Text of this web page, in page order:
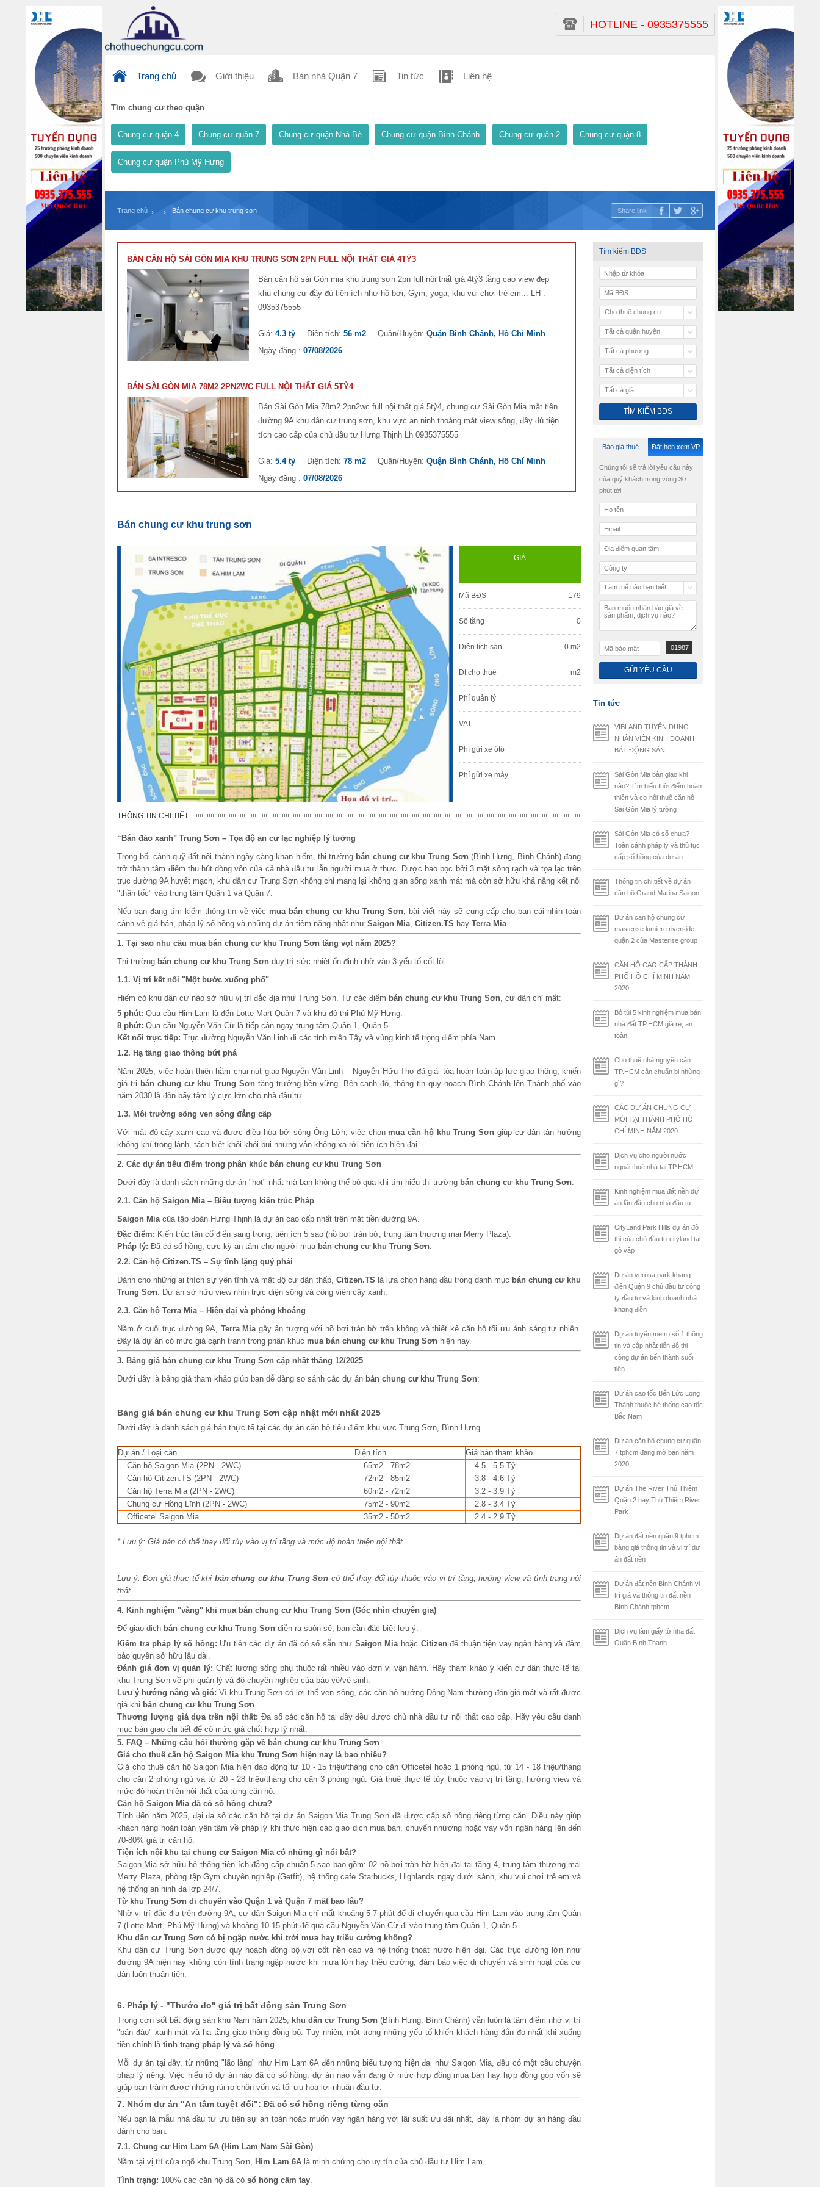
HOTLINE - 0935375555
Trang chủ Giới thiệu Bán nhà Quận 7 Tin tức Liên hệ
Tìm chung cư theo quận
Chung cư quận 4 Chung cư quận 7 Chung cư quận Nhà Bè Chung cư quận Bình Chánh Chung cư quận 2 Chung cư quận 8
Chung cư quận Phú Mỹ Hưng
Trang chủ Bán chung cư khu trung sơn Share link
BÁN CĂN HỘ SÀI GÒN MIA KHU TRUNG SƠN 2PN FULL NỘI THẤT GIÁ 4TỶ3
Bán căn hộ sài Gòn mia khu trung sơn 2pn full nội thất giá 4tỷ3 tầng cao view đẹp
khu chung cư đầy đủ tiện ích như hồ bơi, Gym, yoga, khu vui chơi trẻ em... LH :
0935375555
Giá: 4.3 tỷ Diện tích: 56 m2 Quận/Huyện: Quận Bình Chánh, Hồ Chí Minh
Ngày đăng : 07/08/2026
BÁN SÀI GÒN MIA 78M2 2PN2WC FULL NỘI THẤT GIÁ 5TỶ4
Bán Sài Gòn Mia 78m2 2pn2wc full nội thất giá 5tỷ4, chung cư Sài Gòn Mia mặt tiền
đường 9A khu dân cư trung sơn, khu vực an ninh thoáng mát view sông, đầy đủ tiện
tích cao cấp của chủ đầu tư Hưng Thịnh Lh 0935375555
Giá: 5.4 tỷ Diện tích: 78 m2 Quận/Huyện: Quận Bình Chánh, Hồ Chí Minh
Ngày đăng : 07/08/2026
Bán chung cư khu trung sơn
GIÁ
Mã BĐS 179
Số tầng 0
Diện tích sàn 0 m2
Dt cho thuê m2
Phí quản lý
VAT
Phí gửi xe ôtô
Phí gửi xe máy
THÔNG TIN CHI TIẾT
“Bán đảo xanh" Trung Sơn – Tọa độ an cư lạc nghiệp lý tưởng
Trong bối cảnh quỹ đất nội thành ngày càng khan hiếm, thị trường bán chung cư khu Trung Sơn(Bình Hưng, Bình Chánh) đang
trở thành tâm điểm thu hút dòng vốn của cả nhà đầu tư lẫn người mua ở thực. Được bao bọc bởi 3 mặt sông rạch và tọa lạc trên
trục đường 9A huyết mạch, khu dân cư Trung Sơn không chỉ mang lại không gian sống xanh mát mà còn sở hữu khả năng kết nối
"thần tốc" vào trung tâm Quận 1 và Quận 7.
Nếu bạn đang tìm kiếm thông tin về việc mua bán chung cư khu Trung Sơn , bài viết này sẽ cung cấp cho bạn cái nhìn toàn
cảnh về giá bán, pháp lý sổ hồng và những dự án tiềm năng nhất như Saigon Mia Citizen.TS hay Terra Mia
1. Tại sao nhu cầu mua bán chung cư khu Trung Sơn tăng vọt năm 2025?
Thị trường bán chung cư khu Trung Sơn duy trì sức nhiệt ổn định nhờ vào 3 yếu tố cốt lõi:
1.1. Vị trí kết nối "Một bước xuống phố"
Hiếm có khu dân cư nào sở hữu vị trí đắc địa như Trung Sơn. Từ các điểm bán chung cư khu Trung Sơn , cư dân chỉ mất:
5 phút: Qua cầu Him Lam là đến Lotte Mart Quận 7 và khu đô thị Phú Mỹ Hưng.
8 phút: Qua cầu Nguyễn Văn Cừ là tiếp cận ngay trung tâm Quận 1, Quận 5.
Kết nối trực tiếp: Trục đường Nguyễn Văn Linh đi các tỉnh miền Tây và vùng kinh tế trọng điểm phía Nam.
1.2. Hạ tầng giao thông bứt phá
Năm 2025, việc hoàn thiện hầm chui nút giao Nguyễn Văn Linh – Nguyễn Hữu Thọ đã giải tỏa hoàn toàn áp lực giao thông, khiến
giá trị bán chung cư khu Trung Sơntăng trưởng bền vững. Bên cạnh đó, thông tin quy hoạch Bình Chánh lên Thành phố vào
năm 2030 là đòn bẩy tâm lý cực lớn cho nhà đầu tư.
1.3. Môi trường sống ven sông đẳng cấp
Với mật độ cây xanh cao và được điều hòa bởi sông Ông Lớn, việc chọn mua căn hộ khu Trung Sơn giúp cư dân tận hưởng
không khí trong lành, tách biệt khỏi khói bụi nhưng vẫn không xa rời tiện ích hiện đại.
2. Các dự án tiêu điểm trong phân khúc bán chung cư khu Trung Sơn
Dưới đây là danh sách những dự án "hot" nhất mà bạn không thể bỏ qua khi tìm hiểu thị trường bán chung cư khu Trung Sơn:
2.1. Căn hộ Saigon Mia – Biểu tượng kiến trúc Pháp
Saigon Mia của tập đoàn Hưng Thịnh là dự án cao cấp nhất trên mặt tiền đường 9A.
Đặc điểm: Kiến trúc tân cổ điển sang trọng, tiện ích 5 sao (hồ bơi tràn bờ, trung tâm thương mại Merry Plaza).
Pháp lý: Đã có sổ hồng, cực kỳ an tâm cho người mua bán chung cư khu Trung Sơn
2.2. Căn hộ Citizen.TS – Sự tĩnh lặng quý phái
Dành cho những ai thích sự yên tĩnh và mật độ cư dân thấp, Citizen.TS là lựa chọn hàng đầu trong danh mục bán chung cư khu
Trung Sơn . Dự án sở hữu view nhìn trực diện sông và công viên cây xanh.
2.3. Căn hộ Terra Mia – Hiện đại và phóng khoáng
Nằm ở cuối trục đường 9A, Terra Mia gây ấn tượng với hồ bơi tràn bờ trên không và thiết kế căn hộ tối ưu ánh sáng tự nhiên.
Đây là dự án có mức giá cạnh tranh trong phân khúc mua bán chung cư khu Trung Sơn hiện nay.
3. Bảng giá bán chung cư khu Trung Sơn cập nhật tháng 12/2025
Dưới đây là bảng giá tham khảo giúp bạn dễ dàng so sánh các dự án bán chung cư khu Trung Sơn:
Bảng giá bán chung cư khu Trung Sơn cập nhật mới nhất 2025
Dưới đây là danh sách giá bán thực tế tại các dự án căn hộ tiêu điểm khu vực Trung Sơn, Bình Hưng.
Dự án / Loại căn Diện tích
Giá bán tham khảo
Căn hộ Saigon Mia (2PN - 2WC)
65m2 - 78m2
4.5 - 5.5 Tỷ
Căn hộ Citizen.TS (2PN - 2WC)
72m2 - 85m2
3.8 - 4.6 Tỷ
Căn hộ Terra Mia (2PN - 2WC)
60m2 - 72m2
3.2 - 3.9 Tỷ
Chung cư Hồng Lĩnh (2PN - 2WC)
75m2 - 90m2
2.8 - 3.4 Tỷ
Officetel Saigon Mia
35m2 - 50m2 2.4 - 2.9 Tỷ
* Lưu ý: Giá bán có thể thay đổi tùy vào vị trí tầng và mức độ hoàn thiện nội thất.
Lưu ý: Đơn giá thực tế khi bán chung cư khu Trung Sơn có thể thay đổi tùy thuộc vào vị trí tầng, hướng view và tình trạng nội
thất.
4. Kinh nghiệm "vàng" khi mua bán chung cư khu Trung Sơn (Góc nhìn chuyên gia)
Để giao dịch bán chung cư khu Trung Sơn diễn ra suôn sẻ, bạn cần đặc biệt lưu ý:
Kiểm tra pháp lý sổ hồng: Ưu tiên các dự án đã có sổ sẵn như Saigon Mia hoặc Citizenđể thuận tiện vay ngân hàng và đảm
bảo quyền sở hữu lâu dài.
Đánh giá đơn vị quản lý: Chất lượng sống phụ thuộc rất nhiều vào đơn vị vận hành. Hãy tham khảo ý kiến cư dân thực tế tại
khu Trung Sơn về phí quản lý và độ chuyên nghiệp của bảo vệ/vệ sinh.
Lưu ý hướng nắng và gió: Vì khu Trung Sơn có lợi thế ven sông, các căn hộ hướng Đông Nam thường đón gió mát và rất được
giá khi bán chung cư khu Trung Sơn
Thương lượng giá dựa trên nội thất: Đa số các căn hộ tại đây đều được chủ nhà đầu tư nội thất cao cấp. Hãy yêu cầu danh
mục bàn giao chi tiết để có mức giá chốt hợp lý nhất.
5. FAQ – Những câu hỏi thường gặp về bán chung cư khu Trung Sơn
Giá cho thuê căn hộ Saigon Mia khu Trung Sơn hiện nay là bao nhiêu?
Giá cho thuê căn hộ Saigon Mia hiện dao động từ 10 - 15 triệu/tháng cho căn Officetel hoặc 1 phòng ngủ, từ 14 - 18 triệu/tháng
cho căn 2 phòng ngủ và từ 20 - 28 triệu/tháng cho căn 3 phòng ngủ. Giá thuê thực tế tùy thuộc vào vị trí tầng, hướng view và
mức độ hoàn thiện nội thất của từng căn hộ.
Căn hộ Saigon Mia đã có sổ hồng chưa?
Tính đến năm 2025, đại đa số các căn hộ tại dự án Saigon Mia Trung Sơn đã được cấp sổ hồng riêng từng căn. Điều này giúp
khách hàng hoàn toàn yên tâm về pháp lý khi thực hiện các giao dịch mua bán, chuyển nhượng hoặc vay vốn ngân hàng lên đến
70-80% giá trị căn hộ.
Tiện ích nội khu tại chung cư Saigon Mia có những gì nổi bật?
Saigon Mia sở hữu hệ thống tiện ích đẳng cấp chuẩn 5 sao bao gồm: 02 hồ bơi tràn bờ hiện đại tại tầng 4, trung tâm thương mại
Merry Plaza, phòng tập Gym chuyên nghiệp (Getfit), hệ thống cafe Starbucks, Highlands ngay dưới sảnh, khu vui chơi trẻ em và
hệ thống an ninh đa lớp 24/7.
Từ khu Trung Sơn di chuyển vào Quận 1 và Quận 7 mất bao lâu?
Nhờ vị trí đắc địa trên đường 9A, cư dân Saigon Mia chỉ mất khoảng 5-7 phút để di chuyển qua cầu Him Lam vào trung tâm Quận
7 (Lotte Mart, Phú Mỹ Hưng) và khoảng 10-15 phút để qua cầu Nguyễn Văn Cừ đi vào trung tâm Quận 1, Quận 5.
Khu dân cư Trung Sơn có bị ngập nước khi trời mưa hay triều cường không?
Khu dân cư Trung Sơn được quy hoạch đồng bộ với cốt nền cao và hệ thống thoát nước hiện đại. Các trục đường lớn như
đường 9A hiện nay không còn tình trạng ngập nước khi mưa lớn hay triều cường, đảm bảo việc di chuyển và sinh hoạt của cư
dân luôn thuận tiện.
6. Pháp lý - "Thước đo" giá trị bất động sản Trung Sơn
Trong cơn sốt bất động sản khu Nam năm 2025, khu dân cư Trung Sơn(Bình Hưng, Bình Chánh) vẫn luôn là tâm điểm nhờ vị trí
"bán đảo" xanh mát và hạ tầng giao thông đồng bộ. Tuy nhiên, một trong những yếu tố khiến khách hàng đắn đo nhất khi xuống
tiền chính là tình trạng pháp lý và sổ hồng
Mỗi dự án tại đây, từ những "lão làng" như Him Lam 6A đến những biểu tượng hiện đại như Saigon Mia, đều có một câu chuyện
pháp lý riêng. Việc hiểu rõ dự án nào đã có sổ hồng, dự án nào vẫn đang ở mức hợp đồng mua bán hay hợp đồng góp vốn sẽ
giúp bạn tránh được những rủi ro chôn vốn và tối ưu hóa lợi nhuận đầu tư.
7. Nhóm dự án "An tâm tuyệt đối": Đã có sổ hồng riêng từng căn
Nếu bạn là mẫu nhà đầu tư ưu tiên sự an toàn hoặc muốn vay ngân hàng với lãi suất ưu đãi nhất, đây là nhóm dự án hàng đầu
dành cho bạn.
7.1. Chung cư Him Lam 6A (Him Lam Nam Sài Gòn)
Nằm tại vị trí cửa ngõ khu Trung Sơn,
Him Lam 6A là minh chứng cho uy tín của chủ đầu tư Him Lam.
Tình trạng: 100% các căn hộ đã có sổ hồng cầm tay
Tìm kiếm BĐS
Cho thuê chung cư
Tất cả quận huyện
Tất cả phường
Tất cả diện tích
Tất cả giá
Báo giá thuê Đặt hẹn xem VP
Chúng tôi sẽ trả lời yêu cầu này
của quý khách trong vòng 30
phút tới
Làm thế nào bạn biết
01987
Tin tức
VIBLAND TUYỂN DỤNG
NHÂN VIÊN KINH DOANH
BẤT ĐỘNG SẢN
Sài Gòn Mia bàn giao khi
nào? Tìm hiểu thời điểm hoàn
thiện và cơ hội thuê căn hộ
Sài Gòn Mia lý tưởng
Sài Gòn Mia có sổ chưa?
Toàn cảnh pháp lý và thủ tục
cấp sổ hồng của dự án
Thông tin chi tiết về dự án
căn hộ Grand Marina Saigon
Dư án căn hộ chung cư
masterise lumiere riverside
quận 2 của Masterise group
CĂN HỘ CAO CẤP THÀNH
PHỐ HỒ CHÍ MINH NĂM
2020
Bỏ túi 5 kinh nghiệm mua bán
nhà đất TP.HCM giá rẻ, an
toàn
Cho thuê nhà nguyên căn
TP.HCM cần chuẩn bị những
gì?
CÁC DỰ ÁN CHUNG CƯ
MỚI TẠI THÀNH PHỐ HỒ
CHÍ MINH NĂM 2020
Dịch vụ cho người nước
ngoài thuê nhà tại TP.HCM
Kinh nghiệm mua đất nền dự
án lần đầu cho nhà đầu tư
CityLand Park Hills dự án đô
thị của chủ đầu tư cityland tại
gò vấp
Dự án verosa park khang
điền Quận 9 chủ đầu tư công
ty đầu tư và kinh doanh nhà
khang điền
Dự án tuyến metro số 1 thông
tin và cập nhật tiến độ thi
công dự án bến thành suối
tiên
Dư án cao tốc Bến Lức Long
Thành thuộc hê thống cao tốc
Bắc Nam
Dự án căn hộ chung cư quận
7 tphcm đang mở bán năm
2020
Dự án The River Thủ Thiêm
Quận 2 hay Thủ Thiêm River
Park
Dự án đất nền quân 9 tphcm
bảng giá thông tin và vi trí dự
án đất nền
Dự án đất nền Bình Chánh vị
trí giá và thông tin đất nền
Bình Chánh tphcm
Dịch vụ làm giấy tờ nhà đất
Quận Bình Thạnh